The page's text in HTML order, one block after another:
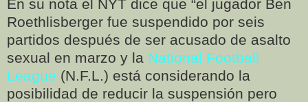
En su nota el NYT dice que “el jugador Ben
Roethlisberger fue suspendido por seis
partidos después de ser acusado de asalto
sexual en marzo y la National Football
League (N.F.L.) está considerando la
posibilidad de reducir la suspensión pero